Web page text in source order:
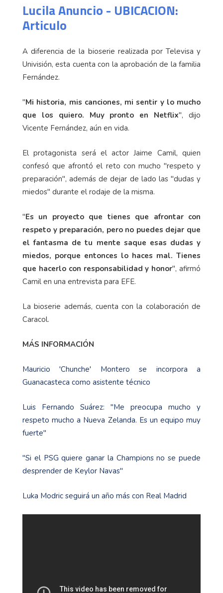
Lucila Anuncio - UBICACION:
Articulo
A diferencia de la bioserie realizada por Televisa y
Univisión, esta cuenta con la aprobación de la familia
Fernández.
"Mi historia, mis canciones, mi sentir y lo mucho
que los quiero. Muy pronto en Netflix", dijo
Vicente Fernández, aún en vida.
El protagonista será el actor Jaime Camil, quien
confesó que afrontó el reto con mucho "respeto y
preparación", además de dejar de lado las "dudas y
miedos" durante el rodaje de la misma.
"Es un proyecto que tienes que afrontar con
respeto y preparación, pero no puedes dejar que
el fantasma de tu mente saque esas dudas y
miedos, porque entonces lo haces mal. Tienes
que hacerlo con responsabilidad y honor", afirmó
Camil en una entrevista para EFE.
La bioserie además, cuenta con la colaboración de
Caracol.
MÁS INFORMACIÓN
Mauricio 'Chunche' Montero se incorpora a
Guanacasteca como asistente técnico
Luis Fernando Suárez: "Me preocupa mucho y
respeto mucho a Nueva Zelanda. Es un equipo muy
fuerte"
"Si el PSG quiere ganar la Champions no se puede
desprender de Keylor Navas"
Luka Modric seguirá un año más con Real Madrid